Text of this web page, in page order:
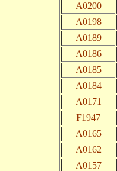
A0200
A0198
A0189
A0186
A0185
A0184
A0171
F1947
A0165
A0162
A0157